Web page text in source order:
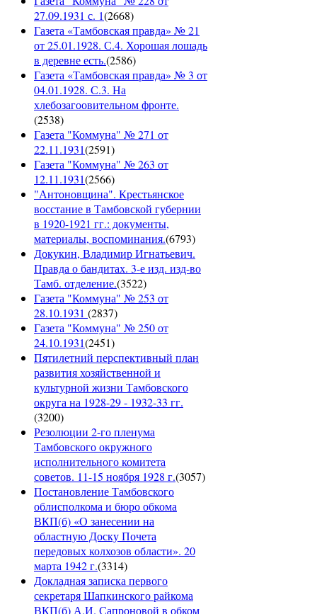
27.09.1931 с. 1(2668)
Газета «Тамбовская правда» № 21
от 25.01.1928. С.4. Хорошая лошадь
в деревне есть.(2586)
Газета «Тамбовская правда» № 3 от
04.01.1928. С.3. На
хлебозагоовительном фронте.
(2538)
Газета "Коммуна" № 271 от
22.11.1931(2591)
Газета "Коммуна" № 263 от
12.11.1931(2566)
"Антоновщина". Крестьянское
восстание в Тамбовской губернии
в 1920-1921 гг.: документы,
материалы, воспоминания.(6793)
Докукин, Владимир Игнатьевич.
Правда о бандитах. 3-е изд. изд-во
Тамб. отделение.(3522)
Газета "Коммуна" № 253 от
28.10.1931 (2837)
Газета "Коммуна" № 250 от
24.10.1931(2451)
Пятилетний перспективный план
развития хозяйственной и
культурной жизни Тамбовского
округа на 1928-29 - 1932-33 гг.
(3200)
Резолюции 2-го пленума
Тамбовского окружного
исполнительного комитета
советов. 11-15 ноября 1928 г.(3057)
Постановление Тамбовского
облисполкома и бюро обкома
ВКП(б) «О занесении на
областную Доску Почета
передовых колхозов области». 20
марта 1942 г.(3314)
Докладная записка первого
секретаря Шапкинского райкома
ВКП(б) А.И. Сапроновой в обком